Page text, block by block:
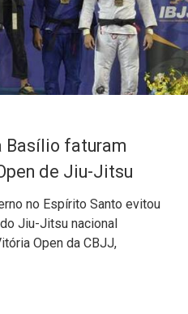
Basílio faturam
de Jiu-Jitsu
no Espírito Santo evitou
Jiu-Jitsu nacional
Open da CBJJ,